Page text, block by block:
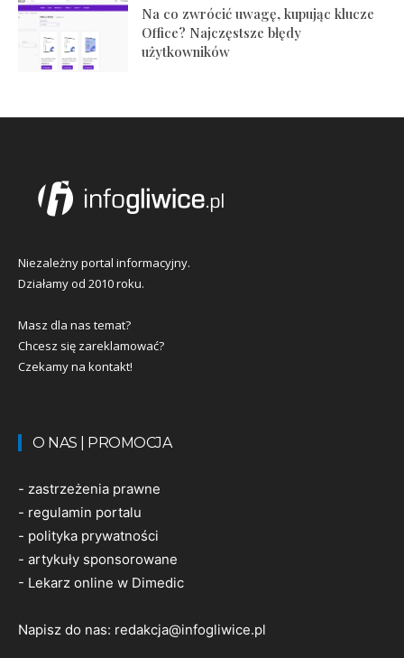
Na co zwrócić uwagę, kupując klucze
Office? Najczęstsze błędy
użytkowników
Niezależny portal informacyjny.
Działamy od 2010 roku.
Masz dla nas temat?
Chcesz się zareklamować?
Czekamy na kontakt!
O NAS | PROMOCJA
- zastrzeżenia prawne
- regulamin portalu
- polityka prywatności
- artykuły sponsorowane
- Lekarz online w Dimedic
Napisz do nas: redakcja@infogliwice.pl